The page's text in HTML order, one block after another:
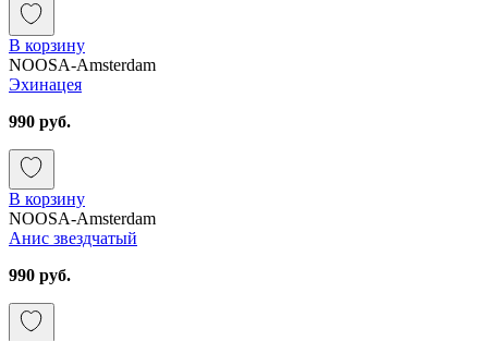
В корзину
NOOSA-Amsterdam
Эхинацея
990 руб.
В корзину
NOOSA-Amsterdam
Анис звездчатый
990 руб.